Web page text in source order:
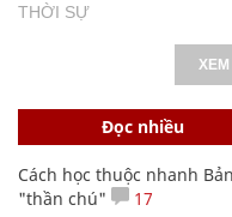
THỜI SỰ
Đọc nhiều
Cách học thuộc nhanh
"thần chú"
17